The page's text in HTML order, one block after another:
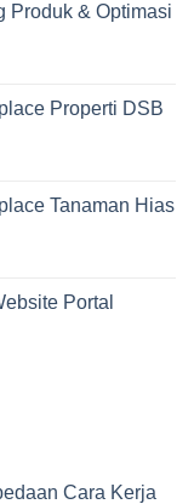
Produk & Optimasi
Properti DSB
Tanaman Hias
Portal
Cara Kerja